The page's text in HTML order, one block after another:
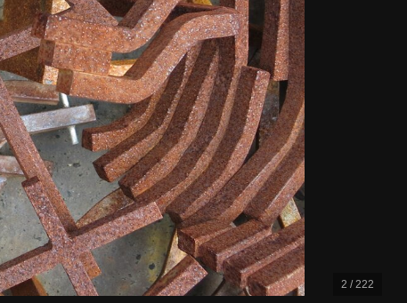
2 / 222